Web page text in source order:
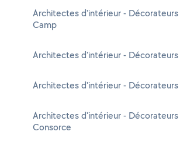
Architectes d'intérieur - Décorateurs
Camp
Architectes d'intérieur - Décorateurs
Architectes d'intérieur - Décorateurs
Architectes d'intérieur - Décorateurs
Consorce